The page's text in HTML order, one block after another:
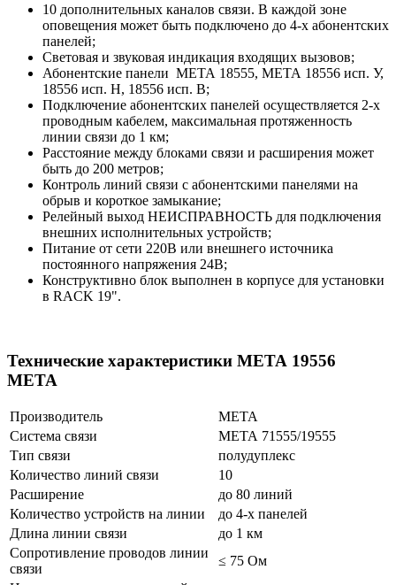
10 дополнительных каналов связи. В каждой зоне
оповещения может быть подключено до 4-х абонентских
панелей;
Световая и звуковая индикация входящих вызовов;
Абонентские панели МЕТА 18555, МЕТА 18556 исп. У,
18556 исп. Н, 18556 исп. В;
Подключение абонентских панелей осуществляется 2-х
проводным кабелем, максимальная протяженность
линии связи до 1 км;
Расстояние между блоками связи и расширения может
быть до 200 метров;
Контроль линий связи с абонентскими панелями на
обрыв и короткое замыкание;
Релейный выход НЕИСПРАВНОСТЬ для подключения
внешних исполнительных устройств;
Питание от сети 220В или внешнего источника
постоянного напряжения 24В;
Конструктивно блок выполнен в корпусе для установки
в RACK 19".
Технические характеристики МЕТА 19556
МЕТА
Производитель
МЕТА
Система связи
МЕТА 71555/19555
Тип связи
полудуплекс
Количество линий связи
10
Расширение
до 80 линий
Количество устройств на линии
до 4-х панелей
Длина линии связи
до 1 км
Сопротивление проводов линии
связи
≤ 75 Ом